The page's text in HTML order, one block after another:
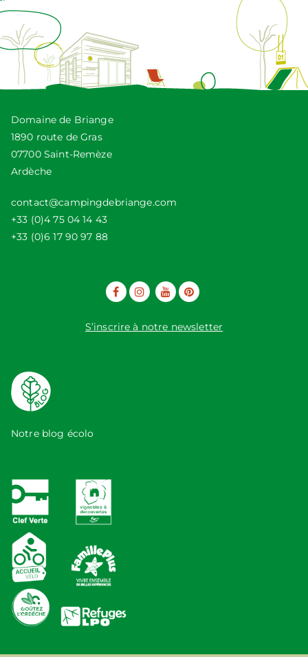
Domaine de Briange
1890 route de Gras
07700 Saint-Remèze
Ardèche
contact@campingdebriange.com
+33 (0)4 75 04 14 43
+33 (0)6 17 90 97 88
S’inscrire à notre newsletter
Notre blog écolo